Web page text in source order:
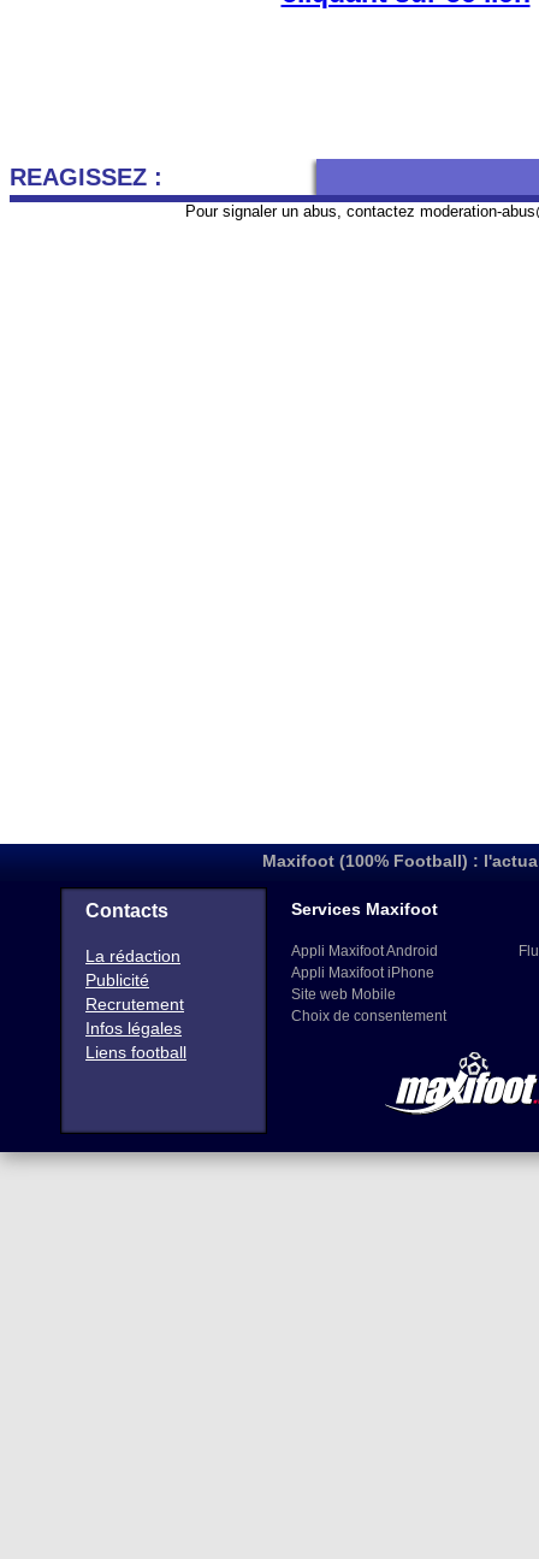
REAGISSEZ :
Pour signaler un abus, contactez moderation-
Maxifoot (100% Football) :
Contacts
La rédaction
Publicité
Recrutement
Infos légales
Liens football
Services Maxifoot
Appli Maxifoot Android
Appli Maxifoot iPhone
Site web Mobile
Choix de consentement